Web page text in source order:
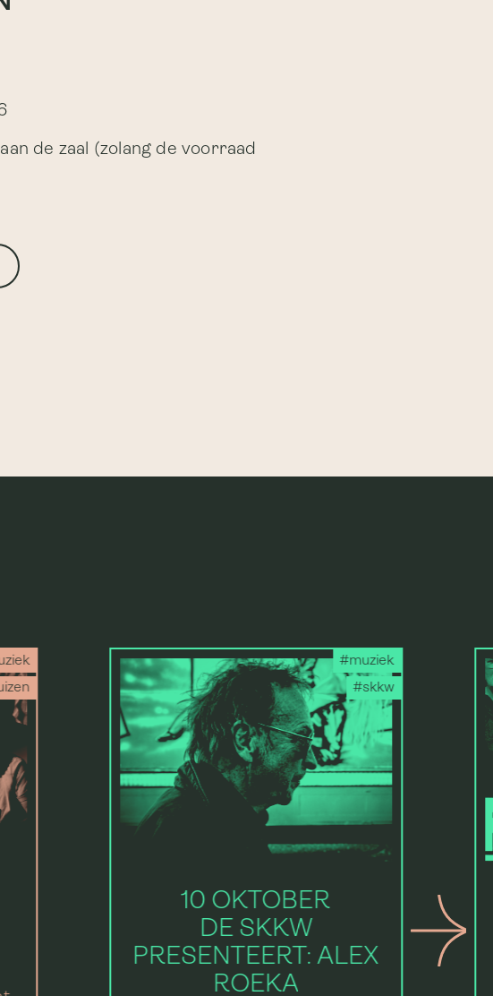
de zaal (zolang de voorraad
#muziek
#skkw
10 OKTOBER
DE SKKW
PRESENTEERT: ALEX
ROEKA